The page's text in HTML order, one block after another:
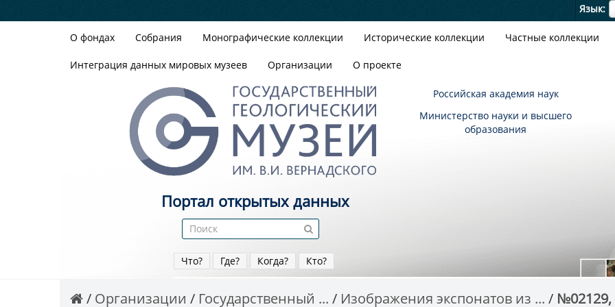
Язык
О фондах Собрания Монографические коллекции Исторические коллекции Частные коллекции
Интеграция данных мировых музеев Организации О проекте
Российская академия наук
Министерство науки и высшего
образования
Портал открытых данных
Что? Где? Когда? Кто?
Организации Государственный ... Изображения экспонатов из ... №02129,